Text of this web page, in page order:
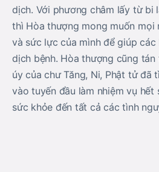
dịch. Với phương châm lấy từ bi
thì Hòa thượng mong muốn mọi
và sức lực của mình để giúp các
dịch bệnh. Hòa thượng cũng
úy của chư Tăng, Ni, Phật tử đã
vào tuyến đầu làm nhiệm vụ hết
sức khỏe đến tất cả các tình